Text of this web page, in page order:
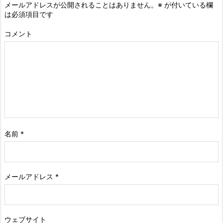
メールアドレスが公開されることはありません。 ※ が付いている欄
は必須項目です
コメント
名前 *
メールアドレス *
ウェブサイト